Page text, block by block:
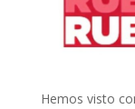
Hemos visto